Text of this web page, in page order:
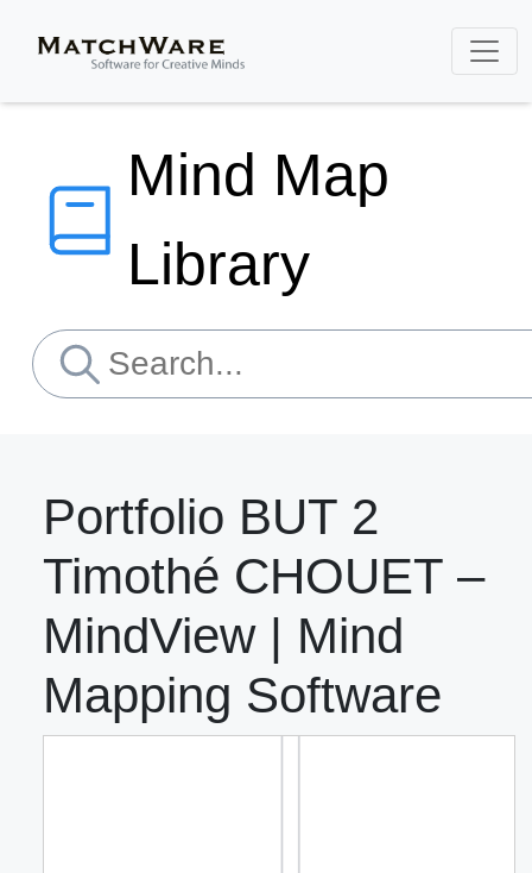
Mind Map
Library
Portfolio BUT 2
Timothé CHOUET –
MindView | Mind
Mapping Software